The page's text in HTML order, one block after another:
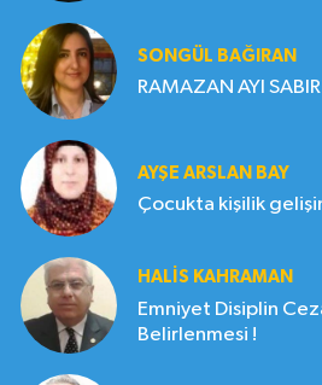
SONGÜL BAĞIRAN
RAMAZAN AYI SABIR
AYŞE ARSLAN BAY
Çocukta kişilik
HALIS KAHRAMAN
Emniyet Disiplin
Belirlenmesi !